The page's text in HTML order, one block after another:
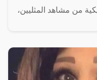
من مشاهد المثليين،